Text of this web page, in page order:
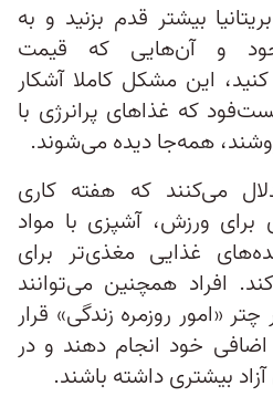
بیشتر قدم بزنید و به
و آن‌هایی که قیمت
این مشکل کاملا آشکار
که غذاهای پرانرژی با
همه‌جا دیده می‌شوند.
می‌کنند که هفته کاری
برای ورزش، آشپزی با مواد
غذایی مغذی‌تر برای
افراد همچنین می‌توانند
«امور روزمره زندگی» قرار
اضافی خود انجام دهند و در
بیشتری داشته باشند.